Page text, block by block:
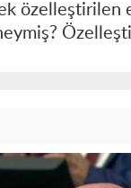
özelleştirilen